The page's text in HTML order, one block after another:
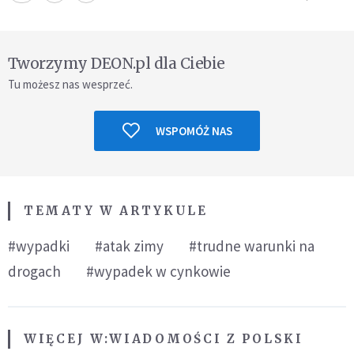
Tworzymy DEON.pl dla Ciebie
Tu możesz nas wesprzeć.
WSPOMÓŻ NAS
TEMATY W ARTYKULE
#wypadki #atak zimy
#trudne warunki na
drogach
#wypadek w cynkowie
WIĘCEJ W:WIADOMOŚCI Z POLSKI